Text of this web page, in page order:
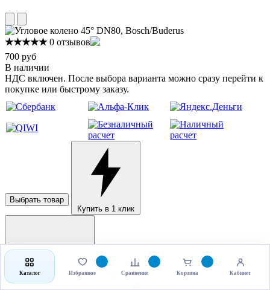
★★★★★ 0 отзывов
700 руб
В наличии
НДС включен. После выбора варианта можно сразу перейти к
покупке или быстрому заказу.
Выбрать товар
Купить в 1 клик
Каталог Избранное Сравнение Корзина Кабинет